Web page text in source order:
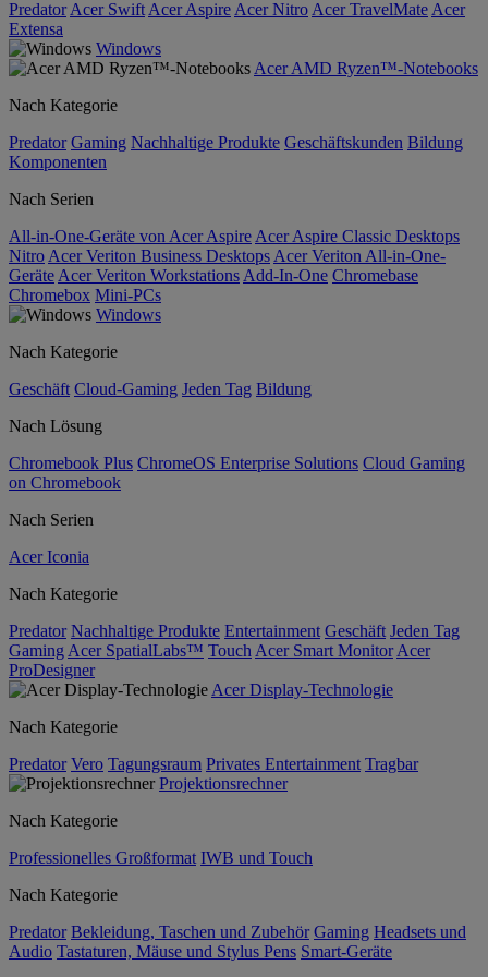
Predator Acer Swift Acer Aspire Acer Nitro Acer TravelMate Acer
Extensa
Windows
Acer AMD Ryzen™-Notebooks
Nach Kategorie
Predator Gaming Nachhaltige Produkte Geschäftskunden Bildung
Komponenten
Nach Serien
All-in-One-Geräte von Acer Aspire Acer Aspire Classic Desktops
Nitro Acer Veriton Business Desktops Acer Veriton All-in-One-
Geräte Acer Veriton Workstations Add-In-One Chromebase
Chromebox Mini-PCs
Windows
Nach Kategorie
Geschäft Cloud-Gaming Jeden Tag Bildung
Nach Lösung
Chromebook Plus ChromeOS Enterprise Solutions Cloud Gaming
on Chromebook
Nach Serien
Acer Iconia
Nach Kategorie
Predator Nachhaltige Produkte Entertainment Geschäft Jeden Tag
Gaming Acer SpatialLabs™ Touch Acer Smart Monitor Acer
ProDesigner
Acer Display-Technologie
Nach Kategorie
Predator Vero Tagungsraum Privates Entertainment Tragbar
Projektionsrechner
Nach Kategorie
Professionelles Großformat IWB und Touch
Nach Kategorie
Predator Bekleidung, Taschen und Zubehör Gaming Headsets und
Audio Tastaturen, Mäuse und Stylus Pens Smart-Geräte